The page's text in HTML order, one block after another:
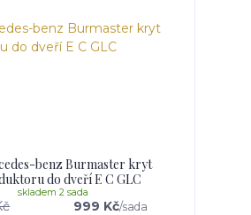
benz Burmaster kryt
do dveří E C GLC
999 Kč/sada
skladem 2 sada